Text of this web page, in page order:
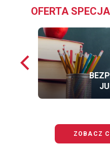
OFERTA
Poprzednie
loga
ZOBACZ